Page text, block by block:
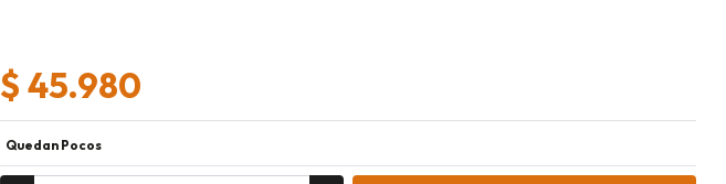
$ 45.980
Quedan Pocos